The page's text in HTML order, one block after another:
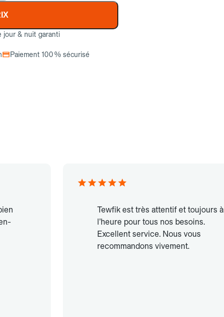
jour & nuit garanti
Paiement 100 % sécurisé
Tewfik est très attentif et toujours à
l’heure pour tous nos besoins.
Excellent service. Nous vous
recommandons vivement.